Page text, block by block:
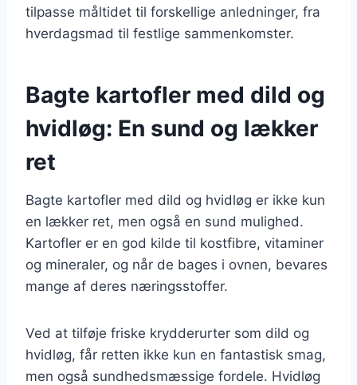
tilpasse måltidet til forskellige anledninger, fra
hverdagsmad til festlige sammenkomster.
Bagte kartofler med dild og
hvidløg: En sund og lækker
ret
Bagte kartofler med dild og hvidløg er ikke kun
en lækker ret, men også en sund mulighed.
Kartofler er en god kilde til kostfibre, vitaminer
og mineraler, og når de bages i ovnen, bevares
mange af deres næringsstoffer.
Ved at tilføje friske krydderurter som dild og
hvidløg, får retten ikke kun en fantastisk smag,
men også sundhedsmæssige fordele. Hvidløg